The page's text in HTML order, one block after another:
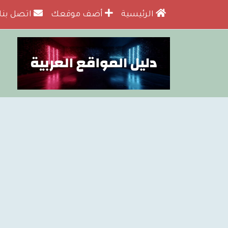
الرئيسية أضف موقعك اتصل بنا